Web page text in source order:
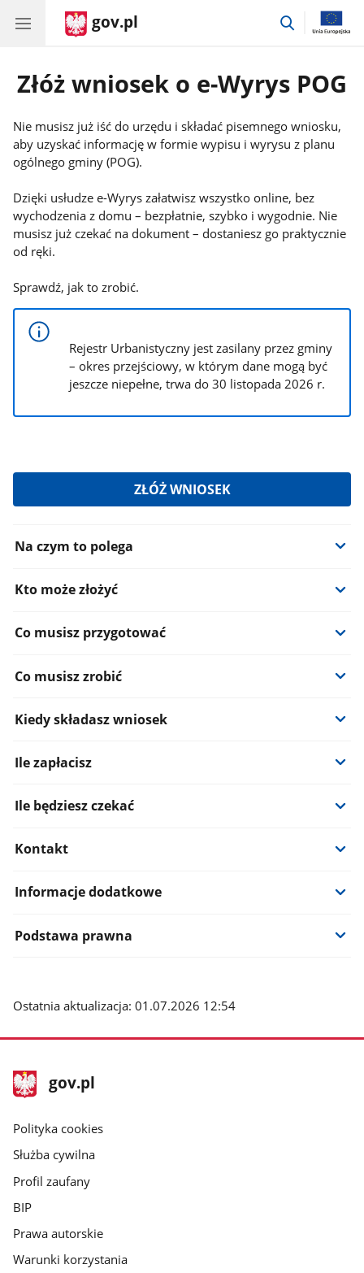
gov.pl
przejdź
Złóż wniosek o e-Wyrys POG
Nie musisz już iść do urzędu i składać pisemnego wniosku,
aby uzyskać informację w formie wypisu i wyrysu z planu
ogólnego gminy (POG).
Dzięki usłudze e-Wyrys załatwisz wszystko online, bez
wychodzenia z domu – bezpłatnie, szybko i wygodnie. Nie
musisz już czekać na dokument – dostaniesz go praktycznie
od ręki.
Sprawdź, jak to zrobić.
Rejestr Urbanistyczny jest zasilany przez gminy
– okres przejściowy, w którym dane mogą być
jeszcze niepełne, trwa do 30 listopada 2026 r.
ZŁÓŻ WNIOSEK
Informacje:
Na czym to polega
Kto może złożyć
Co musisz przygotować
Co musisz zrobić
Kiedy składasz wniosek
Ile zapłacisz
Ile będziesz czekać
Kontakt
Informacje dodatkowe
Podstawa prawna
Ostatnia aktualizacja: 01.07.2026 12:54
stopka
gov.pl
Strona
gov.pl
gov.pl
Polityka cookies
Służba cywilna
Profil zaufany
BIP
Prawa autorskie
Warunki korzystania